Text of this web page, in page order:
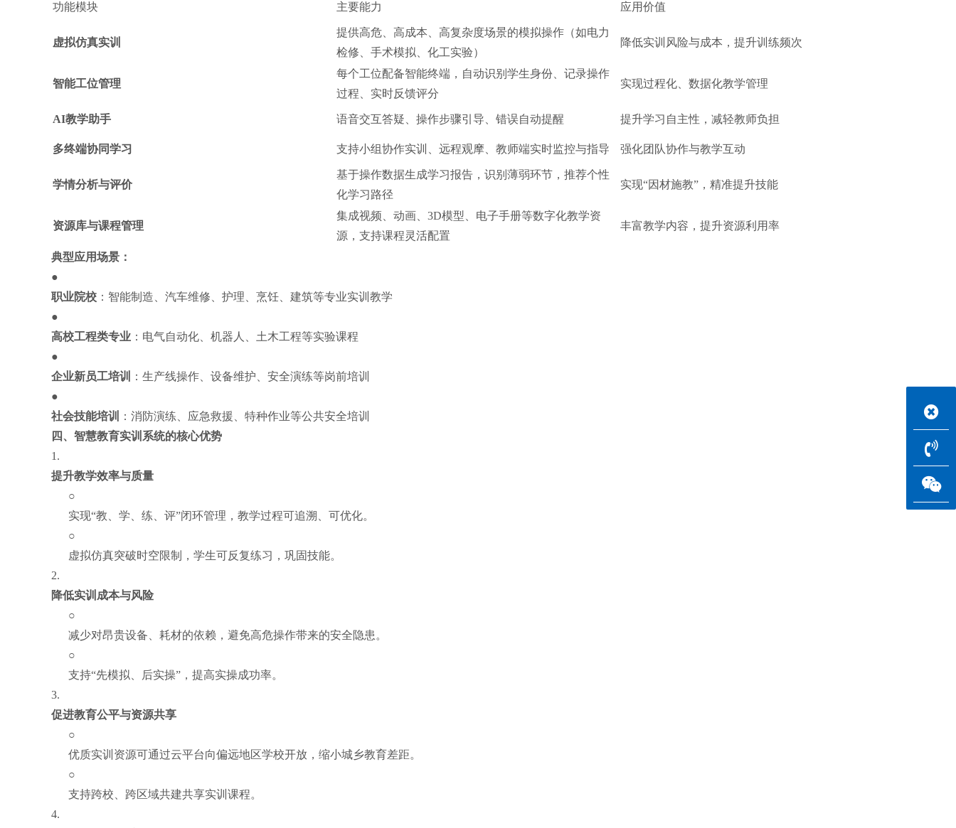
功能模块 主要能力 应用价值
虚拟仿真实训
提供高危、高成本、高复杂度场景的模拟操作（如电力
检修、手术模拟、化工实验）
降低实训风险与成本，提升训练频次
智能工位管理
每个工位配备智能终端，自动识别学生身份、记录操作
过程、实时反馈评分
实现过程化、数据化教学管理
AI教学助手 语音交互答疑、操作步骤引导、错误自动提醒 提升学习自主性，减轻教师负担
多终端协同学习 支持小组协作实训、远程观摩、教师端实时监控与指导 强化团队协作与教学互动
学情分析与评价
基于操作数据生成学习报告，识别薄弱环节，推荐个性
化学习路径
实现“因材施教”，精准提升技能
资源库与课程管理
集成视频、动画、3D模型、电子手册等数字化教学资
源，支持课程灵活配置
丰富教学内容，提升资源利用率
典型应用场景：
●
职业院校 ：智能制造、汽车维修、护理、烹饪、建筑等专业实训教学
●
高校工程类专业 ：电气自动化、机器人、土木工程等实验课程
●
企业新员工培训
：生产线操作、设备维护、安全演练等岗前培训
●
社会技能培训
：消防演练、应急救援、特种作业等公共安全培训
四、智慧教育实训系统的核心优势
1.
提升教学效率与质量
○
实现“教、学、练、评”闭环管理，教学过程可追溯、可优化。
○
虚拟仿真突破时空限制，学生可反复练习，巩固技能。
2.
降低实训成本与风险
○
减少对昂贵设备、耗材的依赖，避免高危操作带来的安全隐患。
○
支持“先模拟、后实操”，提高实操成功率。
3.
促进教育公平与资源共享
○
优质实训资源可通过云平台向偏远地区学校开放，缩小城乡教育差距。
○
支持跨校、跨区域共建共享实训课程。
4.